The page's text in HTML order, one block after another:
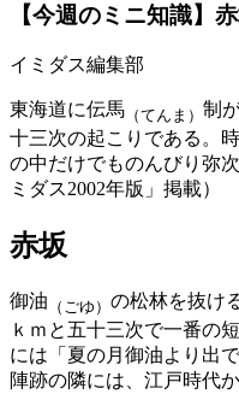
【今週のミニ知識】
イミダス編集部
東海道に伝馬 （てんま） 制
十三次の起こりである。
の中だけでものんびり弥
ミダス2002年版」掲載）
赤坂
御油 （ごゆ） の松林を抜け
ｋｍと五十三次で一番の
には「夏の月御油より出
陣跡の隣には、江戸時代